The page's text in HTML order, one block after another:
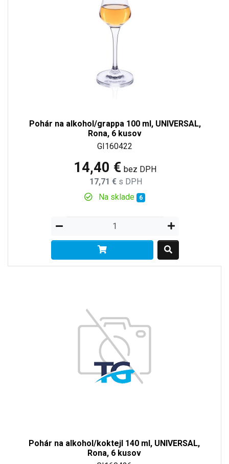
Pohár na alkohol/grappa 100 ml, UNIVERSAL,
Rona, 6 kusov
GI160422
14,40 € bez DPH
17,71 € s DPH
Na sklade 6
Pohár na alkohol/koktejl 140 ml, UNIVERSAL,
Rona, 6 kusov